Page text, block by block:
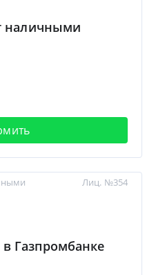
наличными
Газпромбанке
Лиц. №354